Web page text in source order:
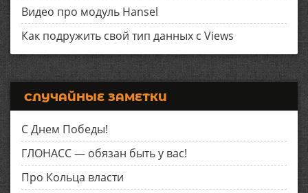
Видео про модуль Hansel
Как подружить свой тип данных с Views
СЛУЧАЙНЫЕ ЗАМЕТКИ
С Днем Победы!
ГЛОНАСС — обязан быть у вас!
Про Кольца власти